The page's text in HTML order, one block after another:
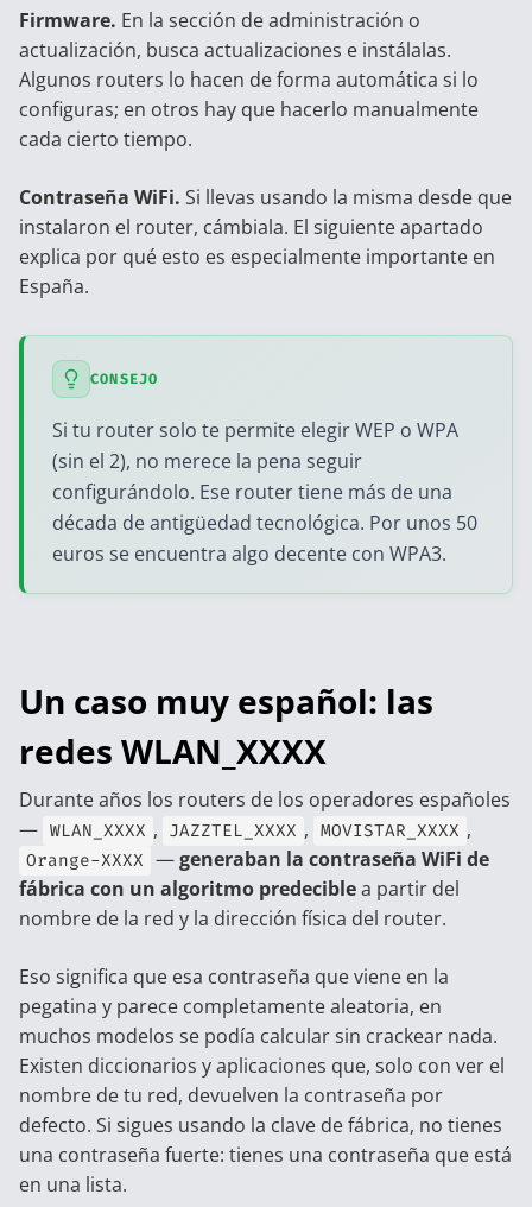
Firmware. En la sección de administración o
actualización, busca actualizaciones e instálalas.
Algunos routers lo hacen de forma automática si lo
configuras; en otros hay que hacerlo manualmente
cada cierto tiempo.
Contraseña WiFi. Si llevas usando la misma desde que
instalaron el router, cámbiala. El siguiente apartado
explica por qué esto es especialmente importante en
España.
CONSEJO
Si tu router solo te permite elegir WEP o WPA
(sin el 2), no merece la pena seguir
configurándolo. Ese router tiene más de una
década de antigüedad tecnológica. Por unos 50
euros se encuentra algo decente con WPA3.
Un caso muy español: las
redes WLAN_XXXX
Durante años los routers de los operadores españoles
— WLAN_XXXX , JAZZTEL_XXXX , MOVISTAR_XXXX ,
Orange-XXXX —generaban la contraseña WiFi de
fábrica con un algoritmo predeciblea partir del
nombre de la red y la dirección física del router.
Eso significa que esa contraseña que viene en la
pegatina y parece completamente aleatoria, en
muchos modelos se podía calcular sin crackear nada.
Existen diccionarios y aplicaciones que, solo con ver el
nombre de tu red, devuelven la contraseña por
defecto. Si sigues usando la clave de fábrica, no tienes
una contraseña fuerte: tienes una contraseña que está
en una lista.